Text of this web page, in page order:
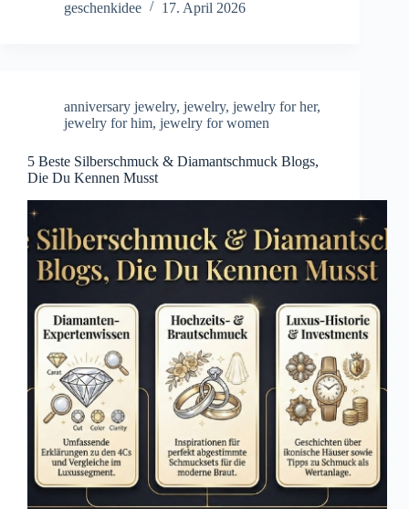
geschenkidee
17. April 2026
anniversary jewelry, jewelry, jewelry for her,
jewelry for him, jewelry for women
5 Beste Silberschmuck & Diamantschmuck Blogs,
Die Du Kennen Musst